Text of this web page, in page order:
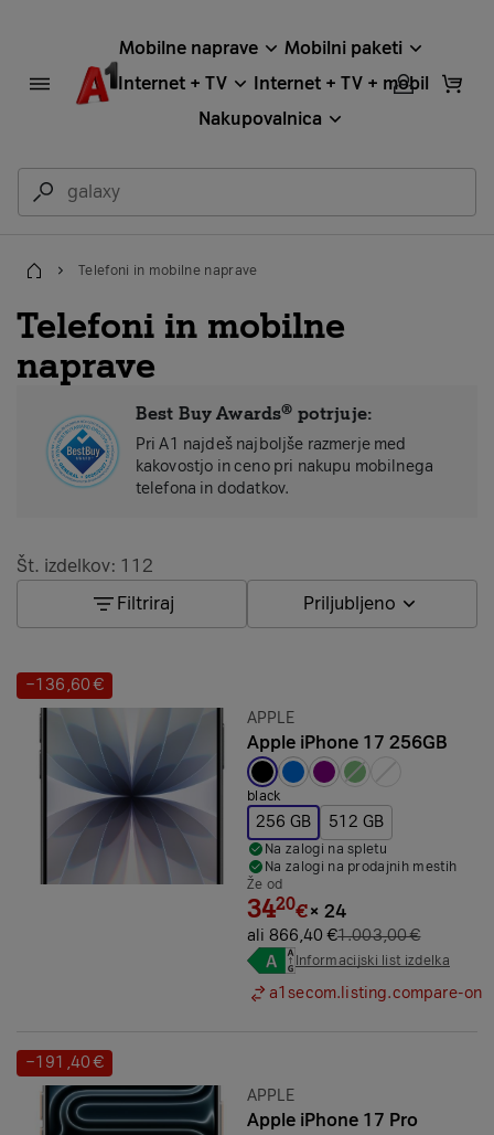
Mobilne naprave
Mobilni paketi
Internet + TV
Internet + TV + mobil
Nakupovalnica
Domov
Telefoni in mobilne naprave
Telefoni in mobilne
naprave
Best Buy Awards® potrjuje:
Pri A1 najdeš najboljše razmerje med
kakovostjo in ceno pri nakupu mobilnega
telefona in dodatkov.
Št. izdelkov: 112
Filtriraj
Priljubljeno
Prihranek:
−136,60 €
Znamka:
APPLE
Apple iPhone 17 256GB
Izbrana barva:
black
256 GB 512 GB
Na zalogi na spletu
Na zalogi na prodajnih mestih
Že od
3420€× 24
ali 866,40 €1.003,00 €
Informacijski list izdelka
a1secom.listing.compare-on
Prihranek:
−191,40 €
Znamka:
APPLE
Apple iPhone 17 Pro